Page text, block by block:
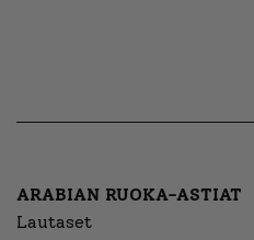
ARABIAN RUOKA-ASTIAT
Lautaset